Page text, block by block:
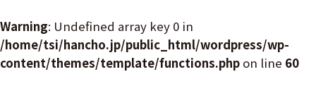
Warning: Undefined array key 0 in
/home/tsi/hancho.jp/public_html/wordpress/wp-
content/themes/template/functions.php on line 60